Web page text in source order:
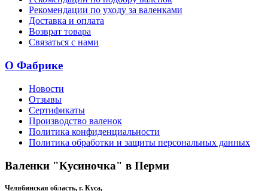
Рекомендации по уходу за валенками
Доставка и оплата
Возврат товара
Связаться с нами
О Фабрике
Новости
Отзывы
Сертификаты
Производство валенок
Политика конфиденциальности
Политика обработки и защиты персональных данных
Валенки "Кусиночка" в Перми
Челябинская область, г. Куса,